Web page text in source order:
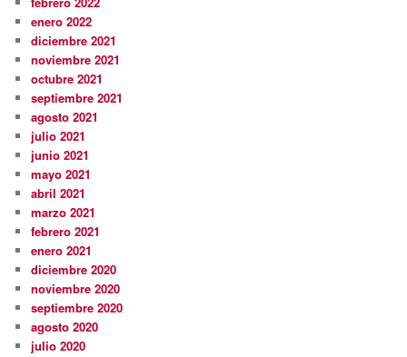
enero 2022
diciembre 2021
noviembre 2021
octubre 2021
septiembre 2021
agosto 2021
julio 2021
junio 2021
mayo 2021
abril 2021
marzo 2021
febrero 2021
enero 2021
diciembre 2020
noviembre 2020
septiembre 2020
agosto 2020
julio 2020